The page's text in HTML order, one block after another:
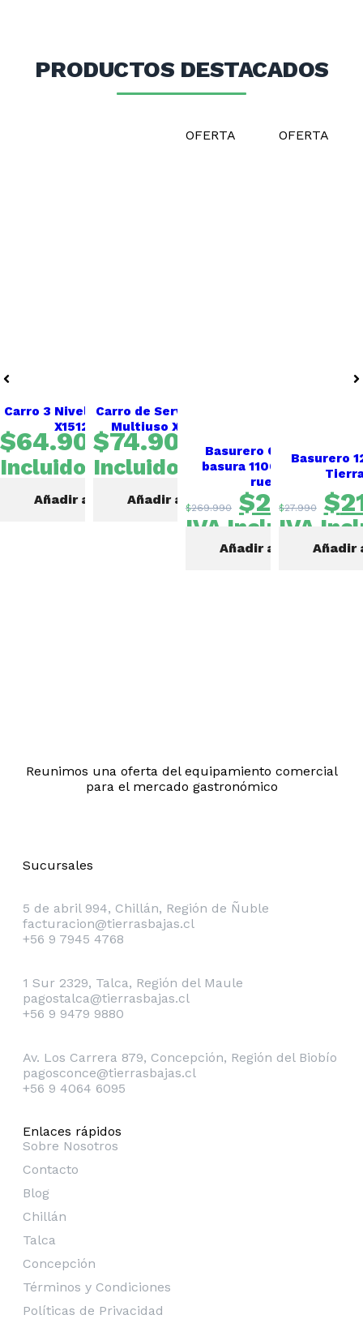
PRODUCTOS DESTACADOS
Carro 3 Niveles Multiuso –
X1512 -Gale
$64.900 IVA
Incluido
Añadir al carrito
Carro de Servicio 3 niveles
Multiuso X1511 – GALE
$74.900
IVA
Incluido
Añadir al carrito
OFERTA
Basurero Contenedor
basura 1100 Litros con
ruedas.
$269.990 $219.990
IVA Incluido
Añadir al carrito
OFERTA
Basurero
$27.990 $
IVA
Añadir
Reunimos una oferta del equipamiento comercial
para el mercado gastronómico
Sucursales
5 de abril 994, Chillán, Región de Ñuble
facturacion@tierrasbajas.cl
+56 9 7945 4768
1 Sur 2329, Talca, Región del Maule
pagostalca@tierrasbajas.cl
+56 9 9479 9880
Av. Los Carrera 879, Concepción, Región del Biobío
pagosconce@tierrasbajas.cl
+56 9 4064 6095
Enlaces rápidos
Sobre Nosotros
Contacto
Blog
Chillán
Talca
Concepción
Términos y Condiciones
Políticas de Privacidad